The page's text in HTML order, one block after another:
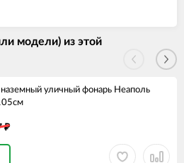
модели) из этой
уличный фонарь Неаполь
₽